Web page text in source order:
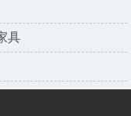
具